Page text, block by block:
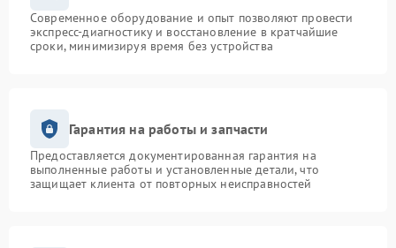
Современное оборудование и опыт позволяют провести
экспресс-диагностику и восстановление в кратчайшие
сроки, минимизируя время без устройства
Гарантия на работы и запчасти
Предоставляется документированная гарантия на
выполненные работы и установленные детали, что
защищает клиента от повторных неисправностей